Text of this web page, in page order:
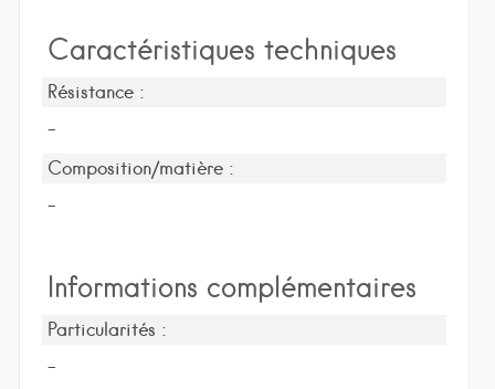
Caractéristiques techniques
Résistance :
-
Composition/matière :
-
Informations complémentaires
Particularités :
-